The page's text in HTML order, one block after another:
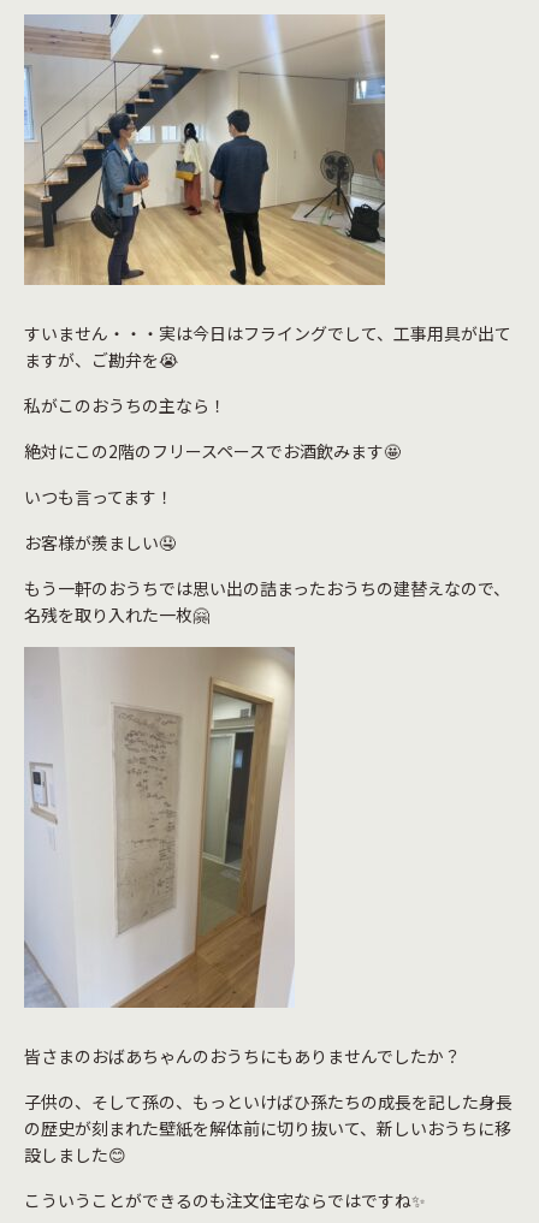
すいません・・・実は今日はフライングでして、工事用具が出て
ますが、ご勘弁を😭
私がこのおうちの主なら！
絶対にこの2階のフリースペースでお酒飲みます🤩
いつも言ってます！
お客様が羨ましい🤤
もう一軒のおうちでは思い出の詰まったおうちの建替えなので、
名残を取り入れた一枚🤗
皆さまのおばあちゃんのおうちにもありませんでしたか？
子供の、そして孫の、もっといけばひ孫たちの成長を記した身長
の歴史が刻まれた壁紙を解体前に切り抜いて、新しいおうちに移
設しました😊
こういうことができるのも注文住宅ならではですね✨